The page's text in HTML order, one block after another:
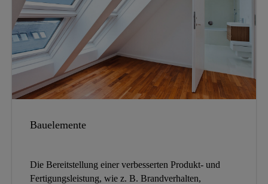
Bauelemente
Die Bereitstellung einer verbesserten Produkt- und
Fertigungsleistung, wie z. B. Brandverhalten,